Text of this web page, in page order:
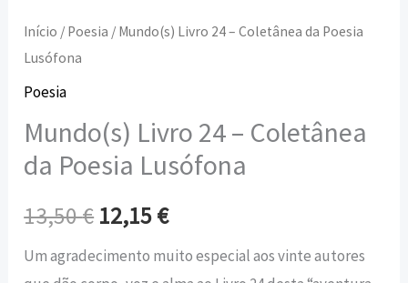
Início / Poesia / Mundo(s) Livro 24 – Coletânea da Poesia
Lusófona
Poesia
Mundo(s) Livro 24 – Coletânea
da Poesia Lusófona
13,50€ 12,15€
Um agradecimento muito especial aos vinte autores